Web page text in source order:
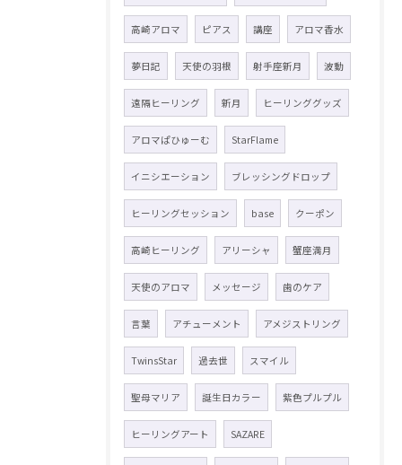
高崎アロマ ピアス 講座 アロマ香水
夢日記 天使の羽根 射手座新月 波動
遠隔ヒーリング 新月 ヒーリンググッズ
アロマぱひゅーむ StarFlame
イニシエーション ブレッシングドロップ
ヒーリングセッション base クーポン
高崎ヒーリング アリーシャ 蟹座満月
天使のアロマ メッセージ 歯のケア
言葉 アチューメント アメジストリング
TwinsStar 過去世 スマイル
聖母マリア 誕生日カラー 紫色プルプル
ヒーリングアート SAZARE